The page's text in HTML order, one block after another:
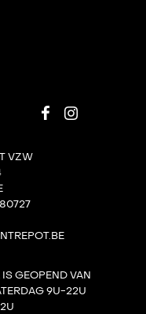
VZW
GEOPEND VAN
9U-22U